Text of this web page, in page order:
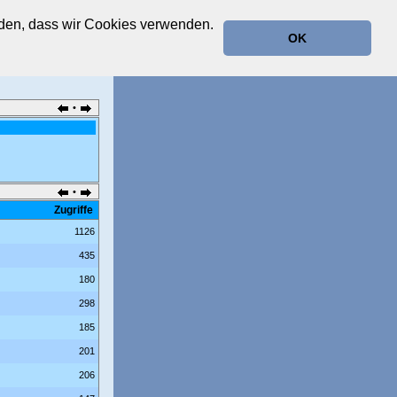
dass wir Cookies verwenden.
OK
•
•
Zugriffe
1126
435
180
298
185
201
206